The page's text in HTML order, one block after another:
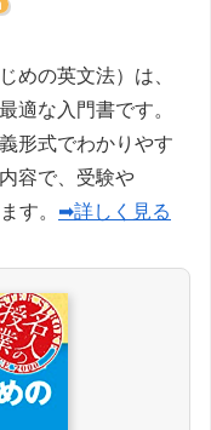
めの英文法）は、
適な入門書です。
形式でわかりやす
容で、受験や
す。 ➡詳しく見る